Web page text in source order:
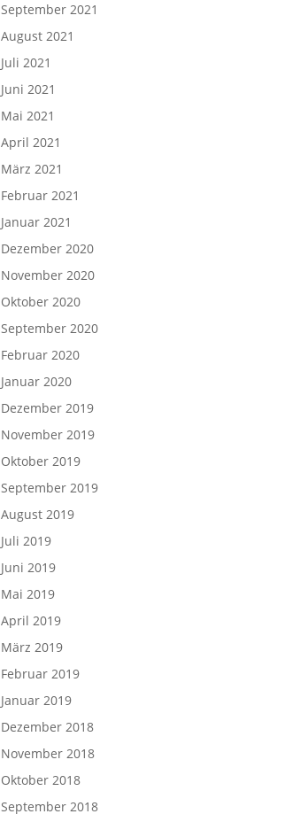
September 2021
August 2021
Juli 2021
Juni 2021
Mai 2021
April 2021
März 2021
Februar 2021
Januar 2021
Dezember 2020
November 2020
Oktober 2020
September 2020
Februar 2020
Januar 2020
Dezember 2019
November 2019
Oktober 2019
September 2019
August 2019
Juli 2019
Juni 2019
Mai 2019
April 2019
März 2019
Februar 2019
Januar 2019
Dezember 2018
November 2018
Oktober 2018
September 2018